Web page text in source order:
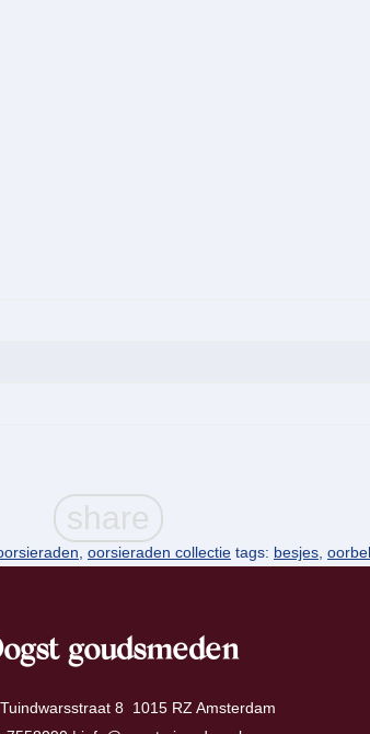
oorsieraden collectie tags: besjes
goudsmeden
8 1015 RZ Amsterdam